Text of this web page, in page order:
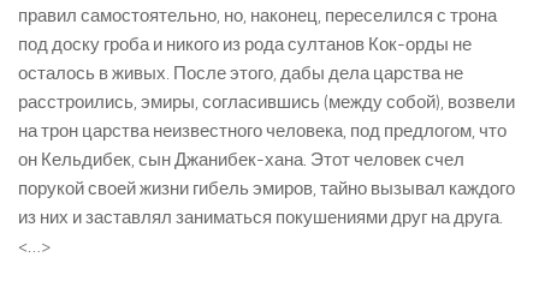
правил самостоятельно, но, наконец, переселился с трона
под доску гроба и никого из рода султанов Кок-орды не
осталось в живых. После этого, дабы дела царства не
расстроились, эмиры, согласившись (между собой), возвели
на трон царства неизвестного человека, под предлогом, что
он Кельдибек, сын Джанибек-хана. Этот человек счел
порукой своей жизни гибель эмиров, тайно вызывал каждого
из них и заставлял заниматься покушениями друг на друга.
<…>